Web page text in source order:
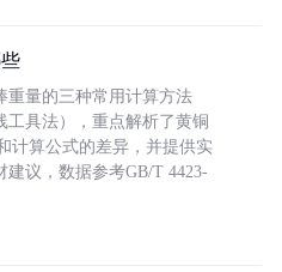
重量的三种常用计算方法
工具法），重点解析了黄铜
计算公式的差异，并提供实
议，数据参考GB/T 4423-